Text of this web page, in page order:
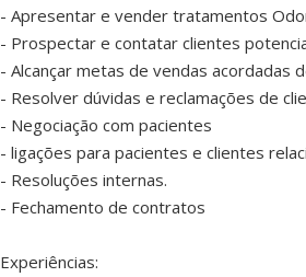
- Apresentar e vender tratamentos
- Prospectar e contatar clientes
- Alcançar metas de vendas acordadas
- Resolver dúvidas e reclamações de
- Negociação com pacientes
- ligações para pacientes e clientes
- Resoluções internas.
- Fechamento de contratos
Experiências: